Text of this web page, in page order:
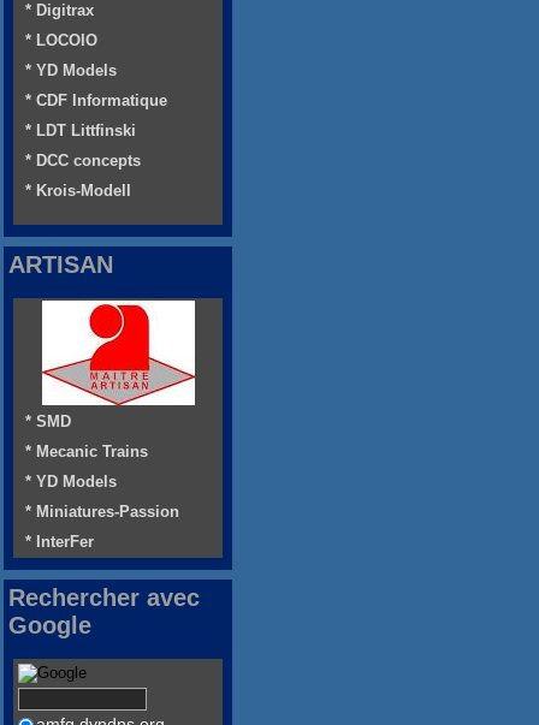
* Digitrax
* LOCOIO
* YD Models
* CDF Informatique
* LDT Littfinski
* DCC concepts
* Krois-Modell
ARTISAN
* SMD
* Mecanic Trains
* YD Models
* Miniatures-Passion
* InterFer
Rechercher avec
Google